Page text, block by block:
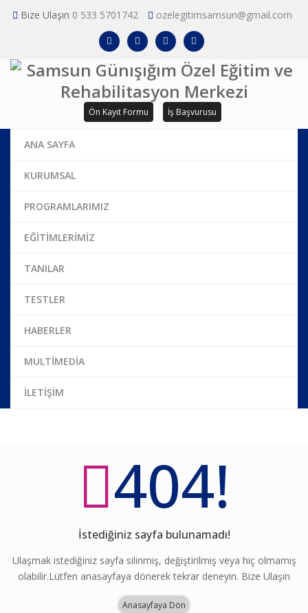
Bize Ulaşın 0 533 5701742 ozelegitimsamsun@gmail.com
Ön Kayıt Formu İş Başvurusu
ANA SAYFA
KURUMSAL
PROGRAMLARIMIZ
EĞİTİMLERİMİZ
TANILAR
TESTLER
HABERLER
MULTİMEDİA
İLETİŞİM
404!
İstediğiniz sayfa bulunamadı!
Ulaşmak istediğiniz sayfa silinmiş, değiştirilmiş veya hiç olmamış
olabilir.Lütfen anasayfaya dönerek tekrar deneyin. Bize Ulaşın
Anasayfaya Dön